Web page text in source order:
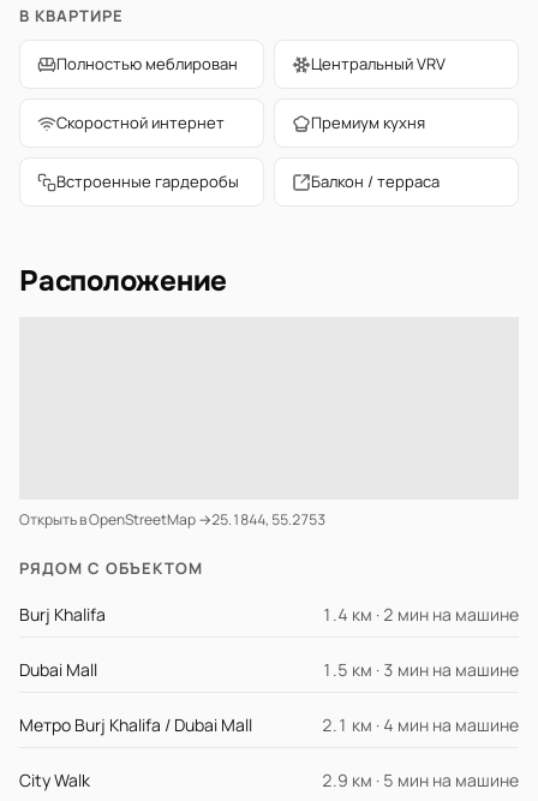
В КВАРТИРЕ
Полностью меблирован Центральный VRV
Скоростной интернет Премиум кухня
Встроенные гардеробы Балкон / терраса
Расположение
Открыть в OpenStreetMap →25.1844, 55.2753
РЯДОМ С ОБЪЕКТОМ
Burj Khalifa 1.4 км · 2 мин на машине
Dubai Mall 1.5 км · 3 мин на машине
Метро Burj Khalifa / Dubai Mall 2.1 км · 4 мин на машине
City Walk 2.9 км · 5 мин на машине